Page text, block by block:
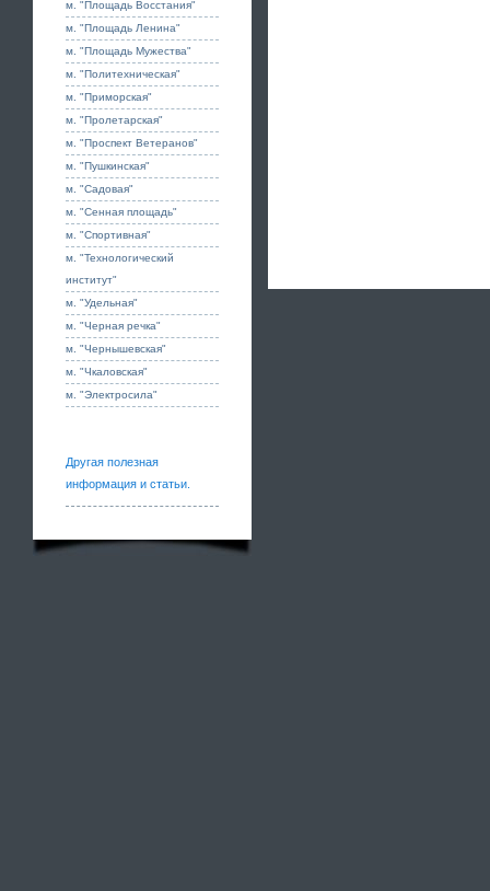
м. "Площадь Восстания"
м. "Площадь Ленина"
м. "Площадь Мужества"
м. "Политехническая"
м. "Приморская"
м. "Пролетарская"
м. "Проспект Ветеранов"
м. "Пушкинская"
м. "Садовая"
м. "Сенная площадь"
м. "Спортивная"
м. "Технологический
институт"
м. "Удельная"
м. "Черная речка"
м. "Чернышевская"
м. "Чкаловская"
м. "Электросила"
Другая полезная
информация и статьи.